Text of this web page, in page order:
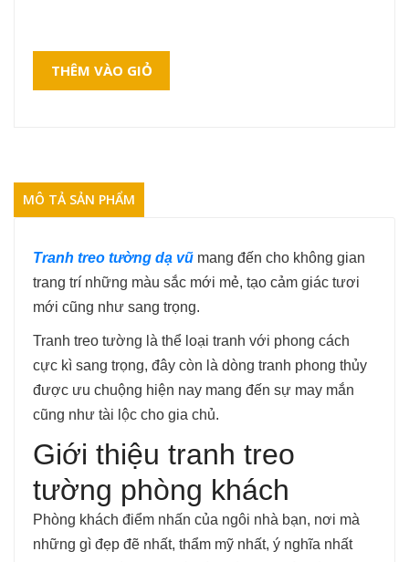
THÊM VÀO GIỎ
MÔ TẢ SẢN PHẨM
Tranh treo tường dạ vũ mang đến cho không gian
trang trí những màu sắc mới mẻ, tạo cảm giác tươi
mới cũng như sang trọng.
Tranh treo tường là thể loại tranh với phong cách
cực kì sang trọng, đây còn là dòng tranh phong thủy
được ưu chuộng hiện nay mang đến sự may mắn
cũng như tài lộc cho gia chủ.
Giới thiệu tranh treo
tường phòng khách
Phòng khách điểm nhấn của ngôi nhà bạn, nơi mà
những gì đẹp đẽ nhất, thẩm mỹ nhất, ý nghĩa nhất